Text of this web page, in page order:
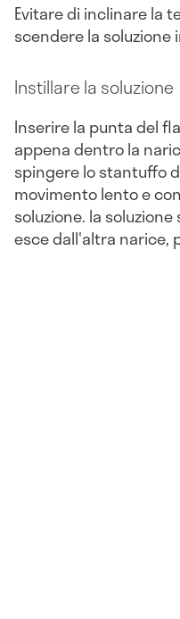
Evitare di inclinare la
scendere la soluzione
Instillare la soluzione
Inserire la punta del
appena dentro la
spingere lo stantuffo
movimento lento e
soluzione. la
esce dall'altra narice,